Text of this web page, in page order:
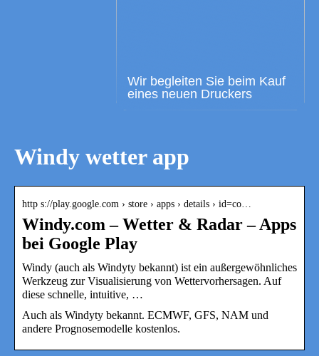
Wir begleiten Sie beim Kauf
eines neuen Druckers
Windy wetter app
http s://play.google.com › store › apps › details › id=co…
Windy.com – Wetter & Radar – Apps
bei Google Play
Windy (auch als Windyty bekannt) ist ein außergewöhnliches
Werkzeug zur Visualisierung von Wettervorhersagen. Auf
diese schnelle, intuitive, …
Auch als Windyty bekannt. ECMWF, GFS, NAM und
andere Prognosemodelle kostenlos.